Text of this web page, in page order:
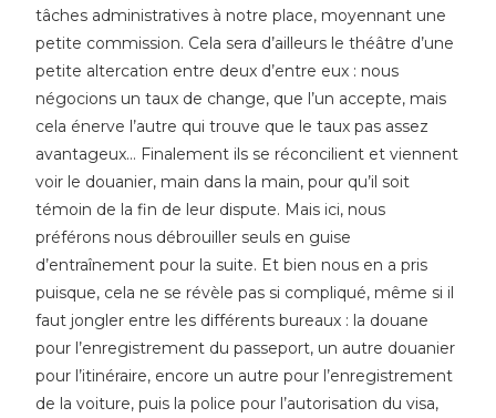
tâches administratives à notre place, moyennant une
petite commission. Cela sera d’ailleurs le théâtre d’une
petite altercation entre deux d’entre eux : nous
négocions un taux de change, que l’un accepte, mais
cela énerve l’autre qui trouve que le taux pas assez
avantageux… Finalement ils se réconcilient et viennent
voir le douanier, main dans la main, pour qu’il soit
témoin de la fin de leur dispute. Mais ici, nous
préférons nous débrouiller seuls en guise
d’entraînement pour la suite. Et bien nous en a pris
puisque, cela ne se révèle pas si compliqué, même si il
faut jongler entre les différents bureaux : la douane
pour l’enregistrement du passeport, un autre douanier
pour l’itinéraire, encore un autre pour l’enregistrement
de la voiture, puis la police pour l’autorisation du visa,